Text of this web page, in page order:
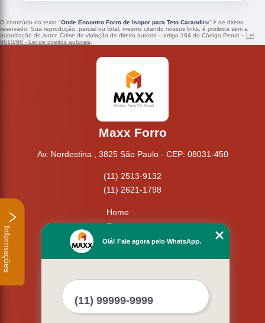
O conteúdo do texto "Onde Encontro Forro de Isopor para Teto Carandiru" é de direito
reservado. Sua reprodução, parcial ou total, mesmo citando nossos links, é proibida sem a
autorização do autor. Crime de violação de direito autoral – artigo 184 do Código Penal – Lei
9610/98 - Lei de direitos autorais.
Maxx Forro
Av. Nordestina , 3825 São Paulo - CEP: 08031-450
(11) 2513-9132
(11) 2621-1798
Home
Empresa
Missão
Mapa do site
Informações Olá! Fale agora pelo WhatsApp.